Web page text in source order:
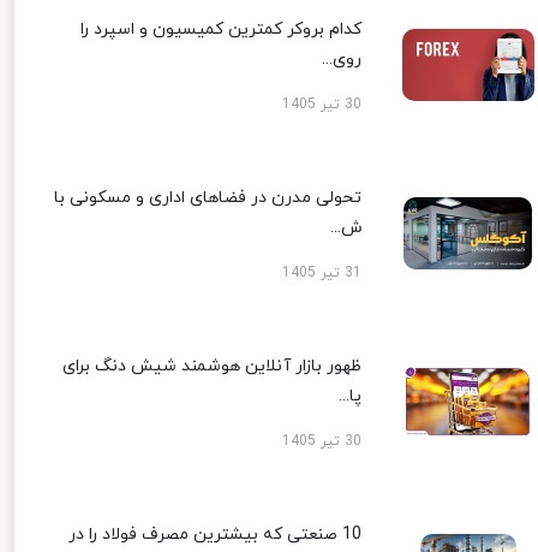
کدام بروکر کمترین کمیسیون و اسپرد را
روی...
30 تیر 1405
تحولی مدرن در فضاهای اداری و مسکونی با
ش...
ظهور بازار آنلاین هوشمند شیش دنگ برای
پا...
30 تیر 1405
10 صنعتی که بیشترین مصرف فولاد را در